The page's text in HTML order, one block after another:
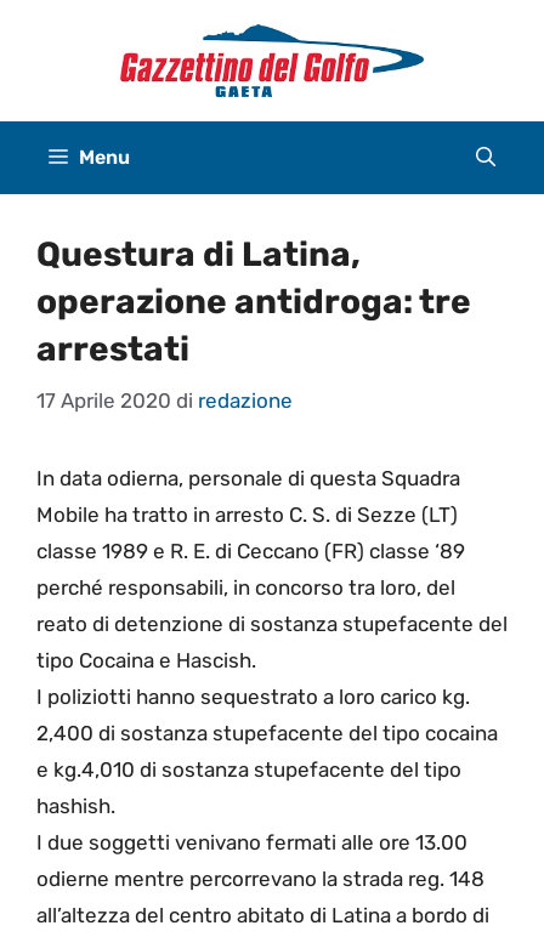
Menu
Questura di Latina,
operazione antidroga: tre
arrestati
17 Aprile 2020 di redazione
In data odierna, personale di questa Squadra
Mobile ha tratto in arresto C. S. di Sezze (LT)
classe 1989 e R. E. di Ceccano (FR) classe ‘89
perché responsabili, in concorso tra loro, del
reato di detenzione di sostanza stupefacente del
tipo Cocaina e Hascish.
I poliziotti hanno sequestrato a loro carico kg.
2,400 di sostanza stupefacente del tipo cocaina
e kg.4,010 di sostanza stupefacente del tipo
hashish.
I due soggetti venivano fermati alle ore 13.00
odierne mentre percorrevano la strada reg. 148
all’altezza del centro abitato di Latina a bordo di